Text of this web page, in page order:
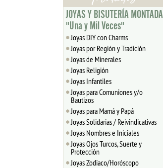
JOYAS Y BISUTERÍA MONTADA
"Una y Mil Veces"
Joyas DIY con Charms
Joyas por Región y Tradición
Joyas de Minerales
Joyas Religión
Joyas Infantiles
Joyas para Comuniones y/o
Bautizos
Joyas para Mamá y Papá
Joyas Solidarias / Reivindicativas
Joyas Nombres e Iniciales
Joyas Ojos Turcos, Suerte y
Protección
Joyas Zodiaco/Horóscopo